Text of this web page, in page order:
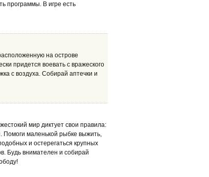
программы. В игре есть
на острове
придется воевать с вражеского
с воздуха. Собирай аптечки и
мир диктует свои правила:
Помоги маленькой рыбке выжить,
и остерегаться крупных
Будь внимателен и собирай